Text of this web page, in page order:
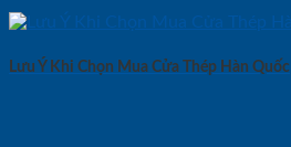
Lưu Ý Khi Chọn Mua Cửa Thép Hàn Quốc